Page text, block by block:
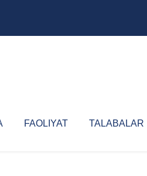
FAOLIYAT TALABALAR